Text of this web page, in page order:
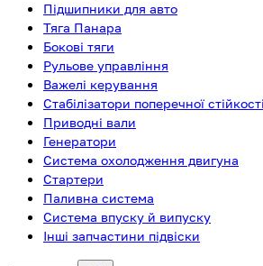
Підшипники для авто
Тяга Панара
Бокові тяги
Рульове управління
Важелі керування
Стабілізатори поперечної
Приводні вали
Генератори
Система охолодження двигуна
Стартери
Паливна система
Система впуску й випуску
Інші запчастини підвіски